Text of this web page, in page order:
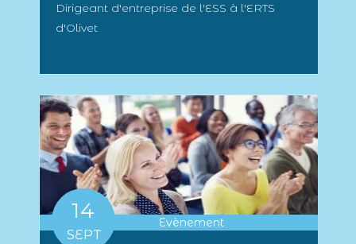
Dirigeant d'entreprise de l'ESS à l'ERTS
d'Olivet
14
SEPT
Evènement